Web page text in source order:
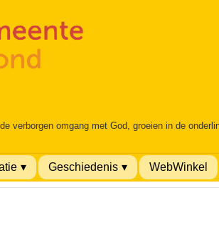
verborgen omgang met God, groeien in de
Geschiedenis WebWinkel